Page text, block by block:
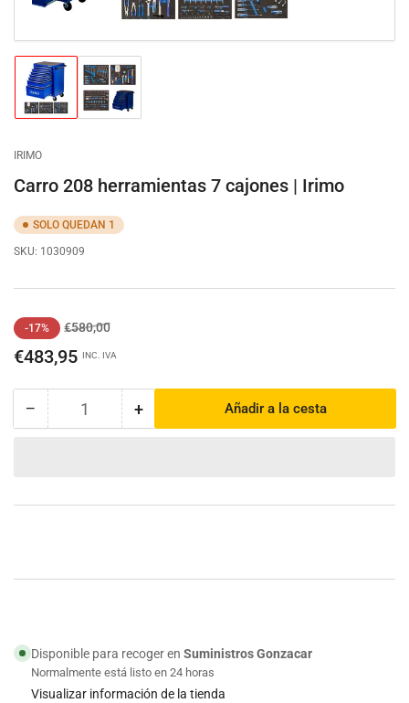
Cargar
imagen
1
galería
Cargar
imagen
2
galería
IRIMO
Carro 208 herramientas 7 cajones | Irimo
SOLO QUEDAN 1
SKU: 1030909
Precio
regular
-17% €580,00Precio
de
€483,95 INC. IVA
− Reducir
Cantidad +Aumentar
Añadir a la cesta
Disponible para recoger en Suministros Gonzacar
Normalmente está listo en 24 horas
Visualizar información de la tienda